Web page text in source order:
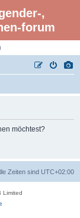
,
forum
möchtest?
Zeiten sind UTC+02:00
Limited